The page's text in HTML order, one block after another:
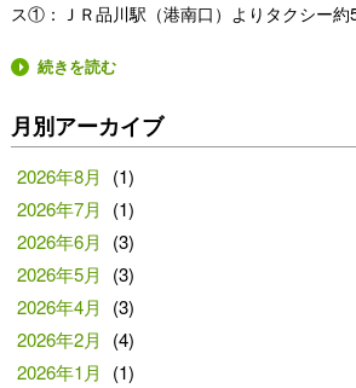
ス①：ＪＲ品川駅（港南口）よりタクシー
続きを読む
月別アーカイブ
2026年8月
(1)
2026年7月
(1)
2026年6月
(3)
2026年5月
(3)
2026年4月
(3)
2026年2月
(4)
2026年1月
(1)